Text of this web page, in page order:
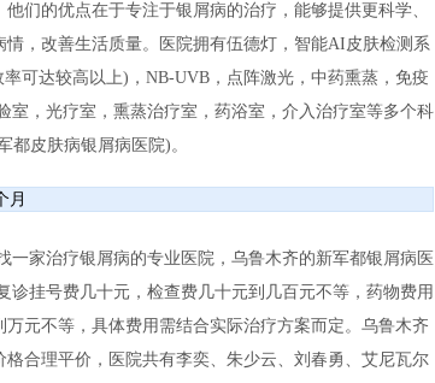
们的优点在于专注于银屑病的治疗，能够提供更科学、
，改善生活质量。医院拥有伍德灯，智能AI皮肤检测系
可达较高以上)，NB-UVB，点阵激光，中药熏蒸，免疫
室，光疗室，熏蒸治疗室，药浴室，介入治疗室等多个科
都皮肤病银屑病医院)。
月
一家治疗银屑病的专业医院，乌鲁木齐的新军都银屑病医
诊挂号费几十元，检查费几十元到几百元不等，药物费用
元不等，具体费用需结合实际治疗方案而定。乌鲁木齐
合理平价，医院共有李奕、朱少云、刘春勇、艾尼瓦尔